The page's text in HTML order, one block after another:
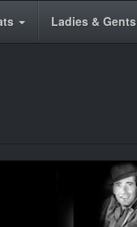
Ladies & Gents